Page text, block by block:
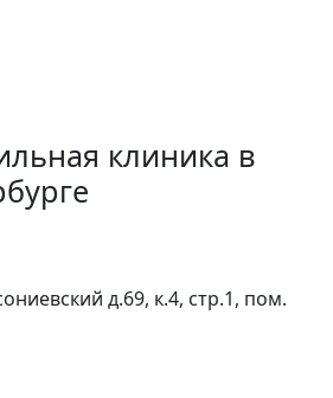
клиника в
д.69, к.4, стр.1, пом.